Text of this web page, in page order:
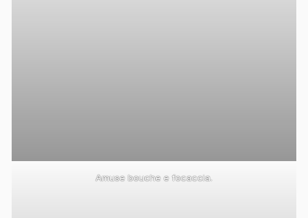
Amuse bouche e focaccia.